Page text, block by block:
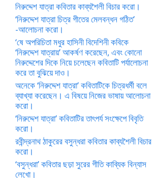
নিরুদ্দেশ যাত্রা কবিতার কাব্যশৈলী বিচার করো।
‘নিরুদ্দেশ যাত্রা চিত্র গীতের মেলবন্ধন গঠিত’
-আলোচনা করো।
‘ষে অপরিচিতা মধুর হাসিনী বিদেশিনী কবিকে
‘নিরুদ্দেশ যাত্রায়’ আকর্ষণ করেছেন, এবং কোনো
নিরুদ্দেশের দিকে নিয়ে চলেছেন কবিতাটি পর্যালোচনা
করে তা বুঝিয়ে দাও।
অনেকে ‘নিরুদ্দেশ যাত্রা’ কবিতাটিকে চিত্রধর্মী বলে
ব্যাখ্যা করেছেন। এ বিষয়ে নিজের ভাষায় আলোচনা
করো।
‘নিরুদ্দেশ যাত্রা’ কবিতাটির তাৎপর্য সংক্ষেপে বিবৃতি
করো।
রবীন্দ্রনাথ ঠাকুরের বসুন্ধরা কবিতার কাব্যশৈলী বিচার
করো।
‘বসুন্ধরা’ কবিতার ছড়া সুরের গীতি কাব্যিক বিন্যাস
লেখো।